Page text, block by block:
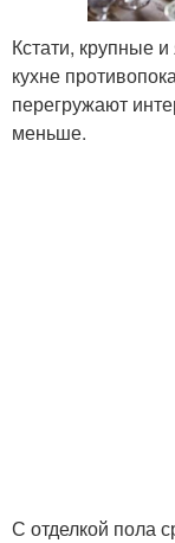
Кстати, крупные
кухне
перегружают
меньше.
С отделкой пола